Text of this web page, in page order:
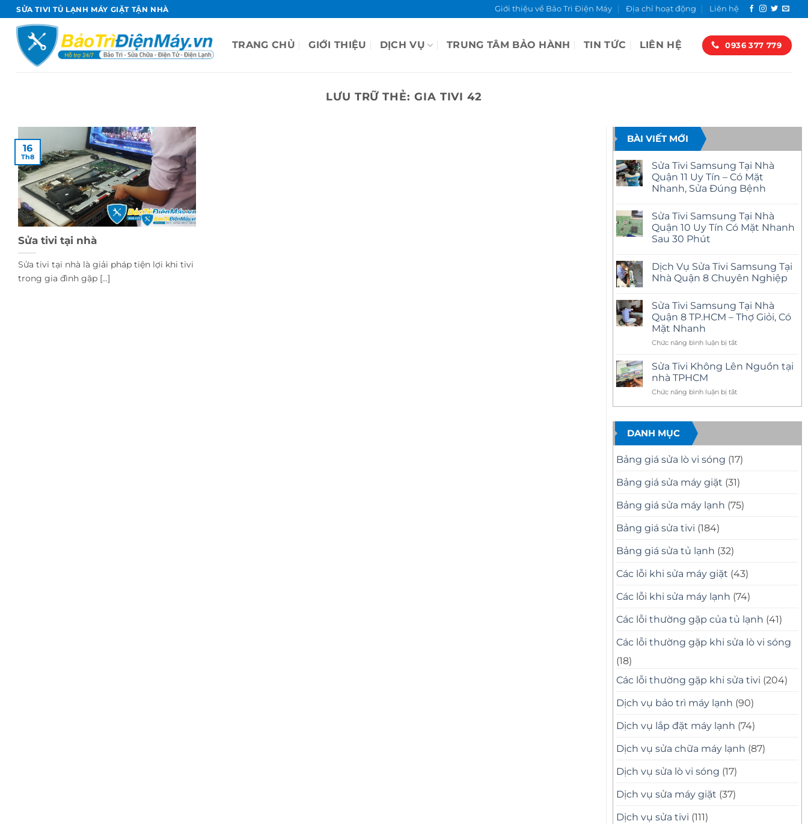
qua
dung
SỬA TIVI TỦ LẠNH MÁY GIẶT TẬN NHÀ Giới thiệu về Bảo Trì Điện Máy Địa chỉ hoạt động Liên hệ
TRANG CHỦ GIỚI THIỆU DỊCH VỤ TRUNG TÂM BẢO HÀNH TIN TỨC LIÊN HỆ 0936 377 779
LƯU TRỮ THẺ: GIA TIVI 42
Sửa tivi tại nhà
Sửa tivi tại nhà là giải pháp tiện lợi khi tivi
trong gia đình gặp [...]
16
Th8
BÀI VIẾT MỚI
Sửa Tivi Samsung Tại Nhà
Quận 11 Uy Tín – Có Mặt
Nhanh, Sửa Đúng Bệnh
bình
luận
ở
Sửa
Tại
Nhà
Quận
Tín
–
Có
Mặt
Nhanh,
Sửa
Sửa Tivi Samsung Tại Nhà
Quận 10 Uy Tín Có Mặt Nhanh
Sau 30 Phút
bình
luận
ở
Samsung
Tại
Nhà
Quận
Uy
Mặt
Nhanh
Sau
30
Dịch Vụ Sửa Tivi Samsung Tại
Nhà Quận 8 Chuyên Nghiệp
bình
luận
ở
Dịch
Sửa
Samsung
Tại
Nhà
Quận
8
Nghiệp
Sửa Tivi Samsung Tại Nhà
Quận 8 TP.HCM – Thợ Giỏi, Có
Mặt Nhanh
Chức năng bình luận bị tắtở
Tivi
Samsung
Nhà
TP.HCM
Thợ
Giỏi,
Có
Nhanh
Sửa Tivi Không Lên Nguồn tại
nhà TPHCM
Chức năng bình luận bị tắtở
Không
nhà
DANH MỤC
Bảng giá sửa lò vi sóng (17)
Bảng giá sửa máy giặt (31)
Bảng giá sửa máy lạnh (75)
Bảng giá sửa tivi (184)
Bảng giá sửa tủ lạnh (32)
Các lỗi khi sửa máy giặt (43)
Các lỗi khi sửa máy lạnh (74)
Các lỗi thường gặp của tủ lạnh (41)
Các lỗi thường gặp khi sửa lò vi sóng
(18)
Các lỗi thường gặp khi sửa tivi (204)
Dịch vụ bảo trì máy lạnh (90)
Dịch vụ lắp đặt máy lạnh (74)
Dịch vụ sửa chữa máy lạnh (87)
Dịch vụ sửa lò vi sóng (17)
Dịch vụ sửa máy giặt (37)
Dịch vụ sửa tivi (111)